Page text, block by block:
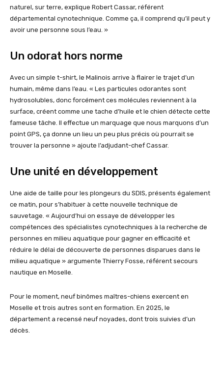
naturel, sur terre, explique Robert Cassar, référent
départemental cynotechnique. Comme ça, il comprend qu’il peut y
avoir une personne sous l’eau. »
Un odorat hors norme
Avec un simple t-shirt, le Malinois arrive à flairer le trajet d’un
humain, même dans l’eau. « Les particules odorantes sont
hydrosolubles, donc forcément ces molécules reviennent à la
surface, créent comme une tache d’huile et le chien détecte cette
fameuse tâche. Il effectue un marquage que nous marquons d’un
point GPS, ça donne un lieu un peu plus précis où pourrait se
trouver la personne » ajoute l’adjudant-chef Cassar.
Une unité en développement
Une aide de taille pour les plongeurs du SDIS, présents également
ce matin, pour s’habituer à cette nouvelle technique de
sauvetage. « Aujourd’hui on essaye de développer les
compétences des spécialistes cynotechniques à la recherche de
personnes en milieu aquatique pour gagner en efficacité et
réduire le délai de découverte de personnes disparues dans le
milieu aquatique » argumente Thierry Fosse, référent secours
nautique en Moselle.
Pour le moment, neuf binômes maîtres-chiens exercent en
Moselle et trois autres sont en formation. En 2025, le
département a recensé neuf noyades, dont trois suivies d’un
décès.